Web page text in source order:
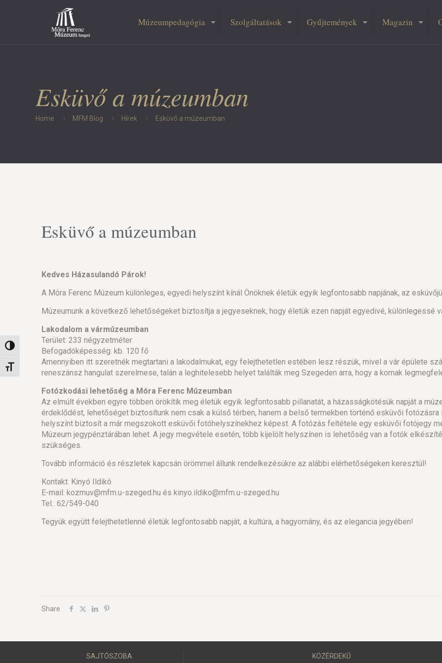
Nagy kontraszt váltása
Betűméret váltása
Múzeumpedagógia Szolgáltatások Gyűjtemények Magazin
Esküvő a múzeumban
Home MFM Blog Hírek Esküvő a múzeumban
Esküvő a múzeumban
Kedves Házasulandó Párok!
A Móra Ferenc Múzeum különleges, egyedi helyszínt kínál Önöknek életük egyik legfontosabb napjának, az
Múzeumunk a következő lehetőségeket biztosítja a jegyeseknek, hogy életük ezen napját egyedivé, különlegessé
Lakodalom a vármúzeumban
Terület: 233 négyzetméter
Befogadóképesség: kb. 120 fő
Amennyiben itt szeretnék megtartani a lakodalmukat, egy felejthetetlen estében lesz részük, mivel a vár épülete
reneszánsz hangulat szerelmese, talán a leghitelesebb helyet találták meg Szegeden arra, hogy a kornak
Fotózkodási lehetőség a Móra Ferenc Múzeumban
Az elmúlt években egyre többen örökítik meg életük egyik legfontosabb pillanatát, a házasságkötésük napját a
érdeklődést, lehetőséget biztosítunk nem csak a külső térben, hanem a belső termekben történő esküvői fotózásra
helyszínt biztosít a már megszokott esküvői fotóhelyszínekhez képest. A fotózás feltétele egy esküvői fotójegy
Múzeum jegypénztárában lehet. A jegy megvétele esetén, több kijelölt helyszínen is lehetőség van a fotók
szükséges.
Tovább információ és részletek kapcsán örömmel állunk rendelkezésükre az alábbi elérhetőségeken keresztül!
Kontakt: Kinyó Ildikó
E-mail: kozmuv@mfm.u-szeged.hu és kinyo.ildiko@mfm.u-szeged.hu
Tel.: 62/549-040
Tegyük együtt felejthetetlenné életük legfontosabb napját, a kultúra, a hagyomány, és az elegancia jegyében!
Share
SAJTÓSZOBA KÖZÉRDEKŰ